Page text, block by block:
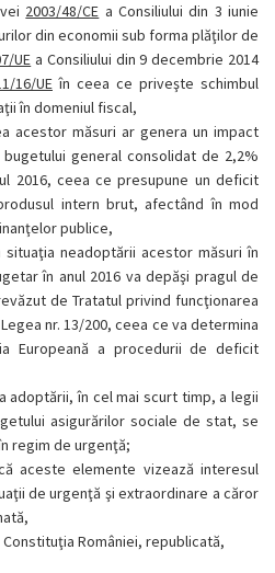
2003/48/CE a Consiliului din 3 iunie
din economii sub forma plăţilor de
UE a Consiliului din 9 decembrie 2014
16/UE în ceea ce priveşte schimbul
în domeniul fiscal,
acestor măsuri ar genera un impact
general consolidat de 2,2%
2016, ceea ce presupune un deficit
intern brut, afectând în mod
publice,
neadoptării acestor măsuri în
în anul 2016 va depăşi pragul de
de Tratatul privind funcţionarea
nr. 13/200, ceea ce va determina
Europeană a procedurii de deficit
adoptării, în cel mai scurt timp, a legii
asigurărilor sociale de stat, se
regim de urgenţă;
aceste elemente vizează interesul
de urgenţă şi extraordinare a căror
Constituţia României, republicată,